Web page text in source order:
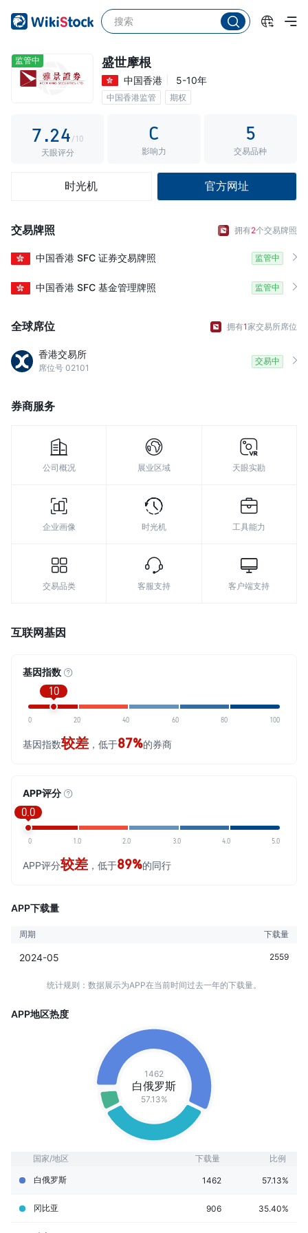
监管中 盛世摩根
中国香港 5-10年
中国香港监管 期权
2
4
5
7
8
.
0
2
3
6
7
9
2
4
5
6
9
/10
天眼评分
C
影响力
5
交易品种
时光机 官方网址
交易牌照 拥有2个交易牌照
中国香港 SFC 证券交易牌照 监管中
中国香港 SFC 基金管理牌照 监管中
全球席位 拥有1家交易所席位
香港交易所
席位号 02101
交易中
券商服务
公司概况 展业区域 天眼实勘
企业画像 时光机 工具能力
交易品类 客服支持 客户端支持
互联网基因
基因指数
10
0 20 40 60 80 100
基因指数较差 ，低于87%的券商
APP评分
0.0
0 1.0 2.0 3.0 4.0 5.0
APP评分较差 ，低于89%的同行
APP下载量
周期 下载量
2024-05 2559
统计规则：数据展示为APP在当前时间过去一年的下载量。
APP地区热度
1462
白俄罗斯
57.13%
国家/地区 下载量 比例
白俄罗斯 1462 57.13%
冈比亚 906 35.40%